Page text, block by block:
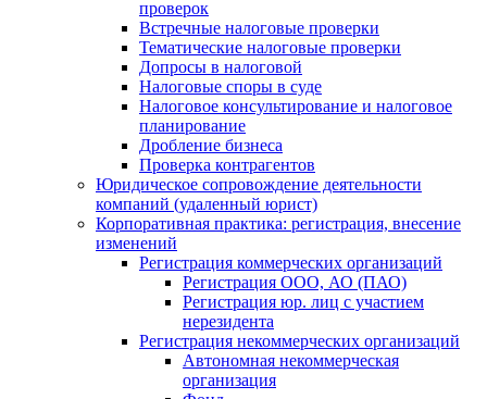
проверок
Встречные налоговые проверки
Тематические налоговые проверки
Допросы в налоговой
Налоговые споры в суде
Налоговое консультирование и налоговое
планирование
Дробление бизнеса
Проверка контрагентов
Юридическое сопровождение деятельности
компаний (удаленный юрист)
Корпоративная практика: регистрация, внесение
изменений
Регистрация коммерческих организаций
Регистрация ООО, АО (ПАО)
Регистрация юр. лиц с участием
нерезидента
Регистрация некоммерческих организаций
Автономная некоммерческая
организация